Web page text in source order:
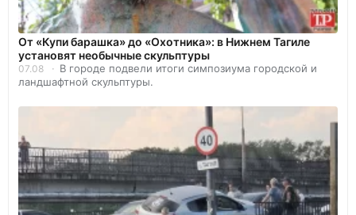
От «Купи барашка» до «Охотника»: в Нижнем Тагиле
установят необычные скульптуры
07.08
В городе подвели итоги симпозиума городской и
ландшафтной скульптуры.